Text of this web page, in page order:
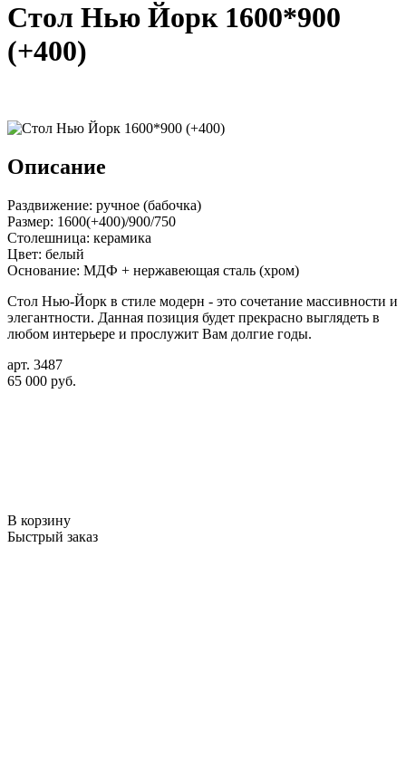
Стол Нью Йорк 1600*900
(+400)
Описание
Раздвижение: ручное (бабочка)
Размер: 1600(+400)/900/750
Столешница: керамика
Цвет: белый
Основание: МДФ + нержавеющая сталь (хром)
Стол Нью-Йорк в стиле модерн - это сочетание массивности и
элегантности. Данная позиция будет прекрасно выглядеть в
любом интерьере и прослужит Вам долгие годы.
арт. 3487
65 000 руб.
В корзину
Быстрый заказ